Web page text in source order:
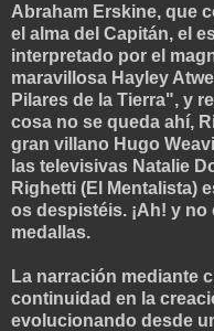
Abraham Erskine, que
el alma del Capitán, el
interpretado por el
maravillosa Hayley
Pilares de la Tierra", y
cosa no se queda ahí,
gran villano Hugo
las televisivas Natalie
Righetti (El Mentalista)
os despistéis. ¡Ah! y
medallas.
La narración mediante
continuidad en la
evolucionando desde